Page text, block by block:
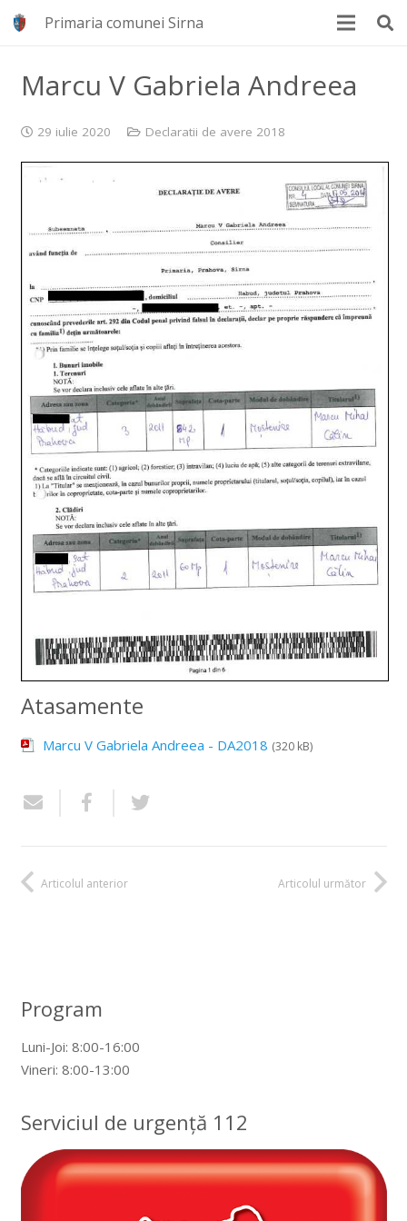
Primaria comunei Sirna
Marcu V Gabriela Andreea
29 iulie 2020 Declaratii de avere 2018
Atasamente
Marcu V Gabriela Andreea - DA2018 (320 kB)
Articolul anterior Articolul următor
Program
Luni-Joi: 8:00-16:00
Vineri: 8:00-13:00
Serviciul de urgență 112